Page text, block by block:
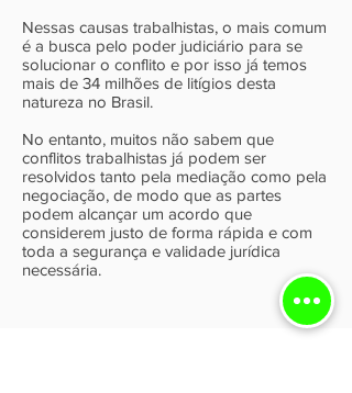
Nessas causas trabalhistas, o mais comum
é a busca pelo poder judiciário para se
solucionar o conflito e por isso já temos
mais de 34 milhões de litígios desta
natureza no Brasil.
No entanto, muitos não sabem que
conflitos trabalhistas já podem ser
resolvidos tanto pela mediação como pela
negociação, de modo que as partes
podem alcançar um acordo que
considerem justo de forma rápida e com
toda a segurança e validade jurídica
necessária.